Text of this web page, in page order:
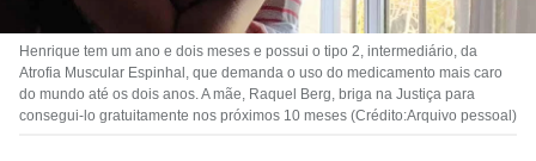
Henrique tem um ano e dois meses e possui o tipo 2, intermediário, da
Atrofia Muscular Espinhal, que demanda o uso do medicamento mais caro
do mundo até os dois anos. A mãe, Raquel Berg, briga na Justiça para
consegui-lo gratuitamente nos próximos 10 meses (Crédito:Arquivo pessoal)